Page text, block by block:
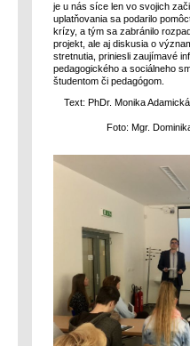
je u nás síce len vo svojich
uplatňovania sa podarilo
krízy, a tým sa zabránilo
projekt, ale aj diskusia o
stretnutia, priniesli zaujímavé
pedagogického a sociálneho
študentom či pedagógom.
Text: PhDr. Monika
Foto: Mgr.